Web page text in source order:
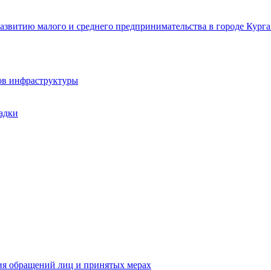
малого и среднего предпринимательства в городе
инфраструктуры
обращений лиц и принятых мерах